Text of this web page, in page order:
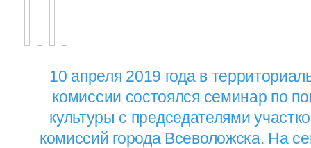
10 апреля 2019 года в
комиссии состоялся семинар по
культуры с председателями
комиссий города Всеволожска. На